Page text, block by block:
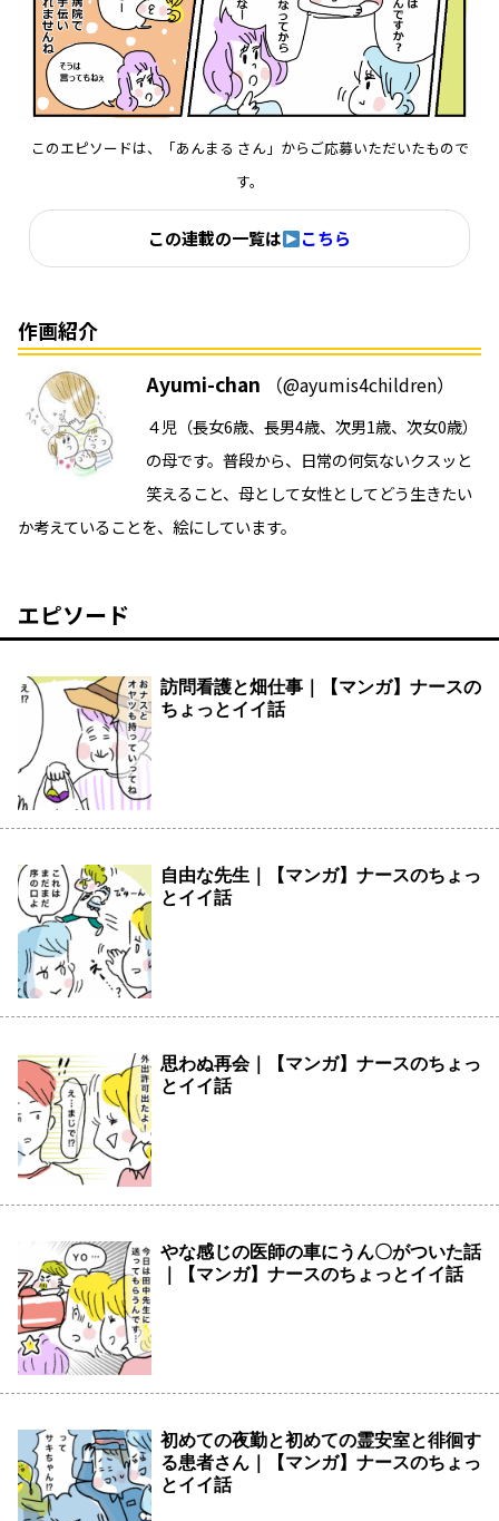
このエピソードは、「あんまる さん」からご応募いただいたもので
す。
この連載の一覧は こちら
作画紹介
Ayumi-chan （@ayumis4children）
４児（長女6歳、長男4歳、次男1歳、次女0歳）
の母です。普段から、日常の何気ないクスッと
笑えること、母として女性としてどう生きたい
か考えていることを、絵にしています。
エピソード
訪問看護と畑仕事｜【マンガ】ナースの
ちょっとイイ話
自由な先生｜【マンガ】ナースのちょっ
とイイ話
思わぬ再会｜【マンガ】ナースのちょっ
とイイ話
やな感じの医師の車にうん〇がついた話
｜【マンガ】ナースのちょっとイイ話
初めての夜勤と初めての霊安室と徘徊す
る患者さん｜【マンガ】ナースのちょっ
とイイ話